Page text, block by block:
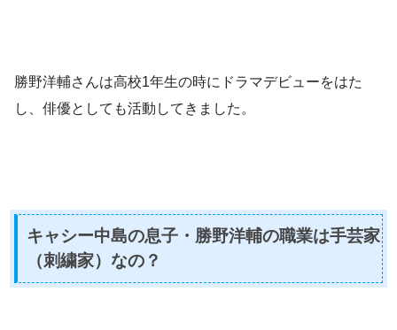
勝野洋輔さんは高校1年生の時にドラマデビューをはた
し、俳優としても活動してきました。
キャシー中島の息子・勝野洋輔の職業は手芸家
（刺繍家）なの？